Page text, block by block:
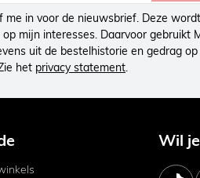
me in voor de nieuwsbrief. Deze wordt
mijn interesses. Daarvoor gebruikt
uit de bestelhistorie en gedrag op
het privacy statement.
Wil